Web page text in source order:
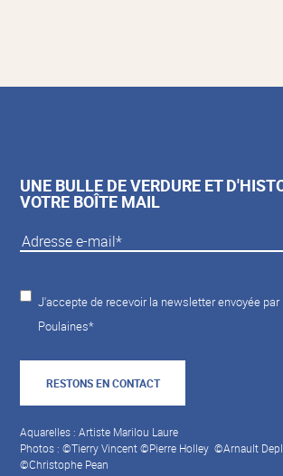
UNE BULLE DE VERDURE ET
VOTRE BOÎTE MAIL
J'accepte de recevoir la newsletter envoyée
Poulaines*
RESTONS EN CONTACT
Aquarelles : Artiste Marilou Laure
Photos : ©Tierry Vincent ©Pierre Holley ©Arnault
©Christophe Pean